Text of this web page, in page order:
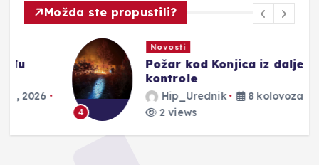
Možda ste propustili?
Novosti
Požar kod Konjica iz dalje izvan
kontrole
Hip_Urednik
8 kolovoza, 2026
2 views